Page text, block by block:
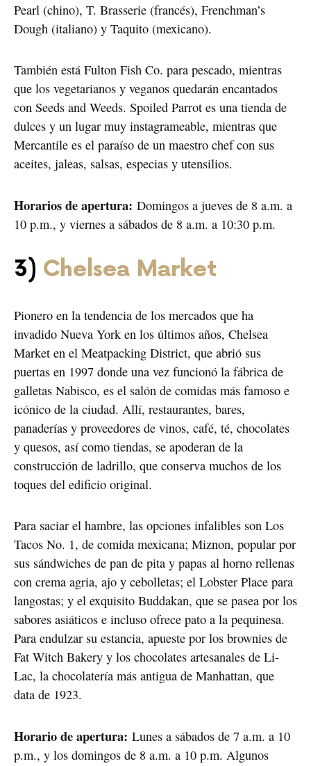
Pearl (chino), T. Brasserie (francés), Frenchman’s
Dough (italiano) y Taquito (mexicano).
También está Fulton Fish Co. para pescado, mientras
que los vegetarianos y veganos quedarán encantados
con Seeds and Weeds. Spoiled Parrot es una tienda de
dulces y un lugar muy instagrameable, mientras que
Mercantile es el paraíso de un maestro chef con sus
aceites, jaleas, salsas, especias y utensilios.
Horarios de apertura: Domingos a jueves de 8 a.m. a
10 p.m., y viernes a sábados de 8 a.m. a 10:30 p.m.
3) Chelsea Market
Pionero en la tendencia de los mercados que ha
invadido Nueva York en los últimos años, Chelsea
Market en el Meatpacking District, que abrió sus
puertas en 1997 donde una vez funcionó la fábrica de
galletas Nabisco, es el salón de comidas más famoso e
icónico de la ciudad. Allí, restaurantes, bares,
panaderías y proveedores de vinos, café, té, chocolates
y quesos, así como tiendas, se apoderan de la
construcción de ladrillo, que conserva muchos de los
toques del edificio original.
Para saciar el hambre, las opciones infalibles son Los
Tacos No. 1, de comida mexicana; Miznon, popular por
sus sándwiches de pan de pita y papas al horno rellenas
con crema agria, ajo y cebolletas; el Lobster Place para
langostas; y el exquisito Buddakan, que se pasea por los
sabores asiáticos e incluso ofrece pato a la pequinesa.
Para endulzar su estancia, apueste por los brownies de
Fat Witch Bakery y los chocolates artesanales de Li-
Lac, la chocolatería más antigua de Manhattan, que
data de 1923.
Horario de apertura: Lunes a sábados de 7 a.m. a 10
p.m., y los domingos de 8 a.m. a 10 p.m. Algunos